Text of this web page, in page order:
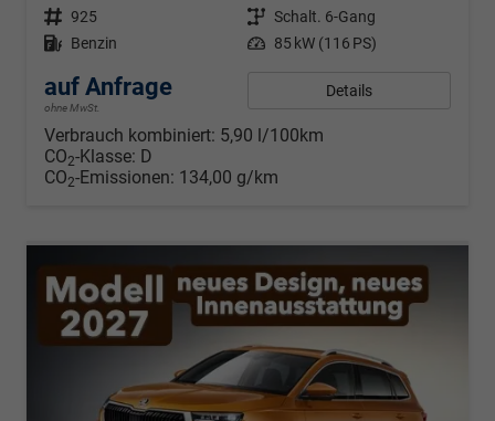
Fahrzeugnr. 925 Getriebe Schalt. 6-Gang
Kraftstoff Benzin Leistung 85 kW (116 PS)
auf Anfrage
ohne MwSt.
Details
Verbrauch kombiniert: 5,90 l/100km
CO2-Klasse: D
CO2-Emissionen: 134,00 g/km